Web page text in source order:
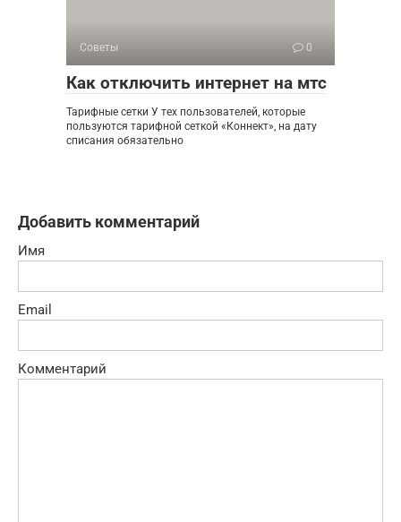
Советы 0
Как отключить интернет на мтс
Тарифные сетки У тех пользователей, которые
пользуются тарифной сеткой «Коннект», на дату
списания обязательно
Добавить комментарий
Имя
Email
Комментарий